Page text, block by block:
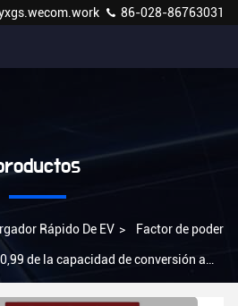
86-028-86763031
Rápido De EV > Factor de poder
de la capacidad de conversión a